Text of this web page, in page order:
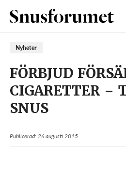
Nyheter
FÖRBJUD
CIGARETTER –
SNUS
Publicerad: 26 augusti 2015